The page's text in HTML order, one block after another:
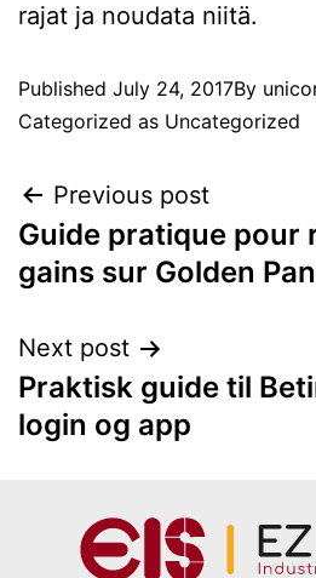
rajat ja noudata niitä.
Published July 24, 2017By
Categorized as Uncategorized
Previous post
Guide pratique pour
gains sur Golden
Next post
Praktisk guide til
login og app